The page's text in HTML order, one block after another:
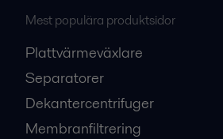
Mest populära produktsidor
Plattvärmeväxlare
Separatorer
Dekantercentrifuger
Membranfiltrering